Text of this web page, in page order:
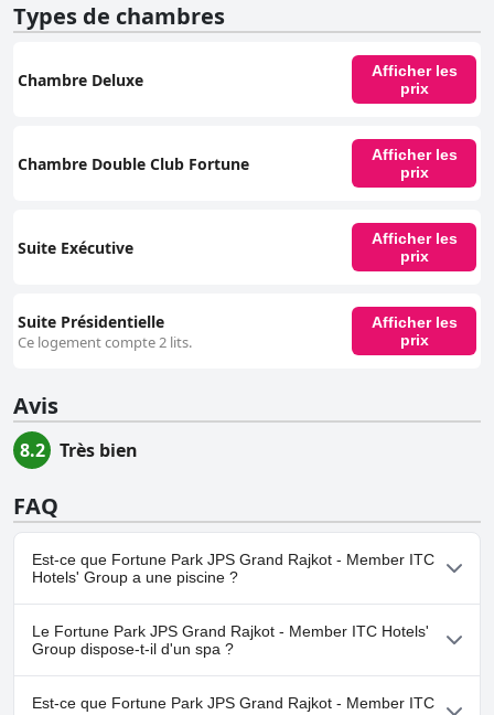
Types de chambres
Chambre Deluxe
Afficher les
prix
Chambre Double Club Fortune
Afficher les
prix
Suite Exécutive
Afficher les
prix
Suite Présidentielle
Ce logement compte 2 lits.
Afficher les
prix
Avis
8.2 Très bien
FAQ
Est-ce que Fortune Park JPS Grand Rajkot - Member ITC
Hotels' Group a une piscine ?
Oui, Fortune Park JPS Grand Rajkot - Member ITC Hotels' Group
dispose de piscine(s) appartenant à une ou plusieurs des
catégories suivantes : Piscine Extérieure.
Le Fortune Park JPS Grand Rajkot - Member ITC Hotels'
Group dispose-t-il d'un spa ?
Oui, un spa est disponible à Fortune Park JPS Grand Rajkot -
Est-ce que Fortune Park JPS Grand Rajkot - Member ITC